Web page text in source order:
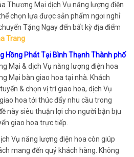
Thương Mại dịch Vụ năng lượng điện
chọn lựa được sản phẩm ngơi nghỉ
Tặng Ngay đến bất kỳ địa điểm
Trang
Hồng Phát Tại Bình Thạnh Thành phố
Mại & dịch Vụ năng lượng điện hoa
Mại bàn giao hoa tại nhà. Khách
& chọn vị trí giao hoa, dịch Vụ
hoa tới thúc đẩy nhu cầu trong
này siêu thuận lợi cho người bận bịu
giao hoa trực tiếp.
Vụ năng lượng điện hoa còn giúp
mang đến quý khách hàng. Không